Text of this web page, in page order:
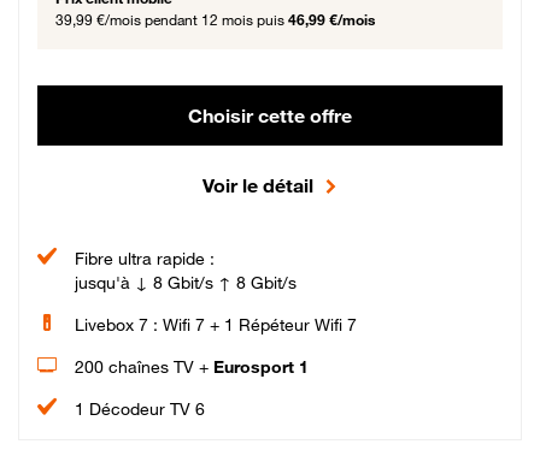
39,99 €/mois pendant 12 mois puis 46,99 €/mois
Choisir cette offre
Voir le détail
Fibre ultra rapide :
jusqu'à ↓ 8 Gbit/s ↑ 8 Gbit/s
Livebox 7 : Wifi 7 + 1 Répéteur Wifi 7
200 chaînes TV + Eurosport 1
1 Décodeur TV 6